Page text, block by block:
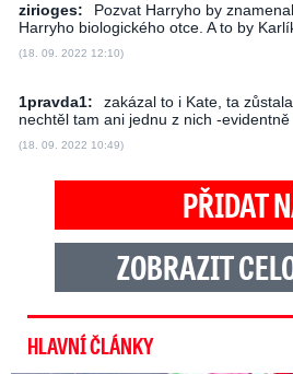
zirioges:
Pozvat Harryho by
Harryho biologického otce. A to by
(18. 09. 2022 12:10)
1pravda1:
zakázal to i Kate, ta
nechtěl tam ani jednu z nich -evidentně
(18. 09. 2022 10:49)
PŘIDAT
ZOBRAZIT
HLAVNÍ ČLÁNKY